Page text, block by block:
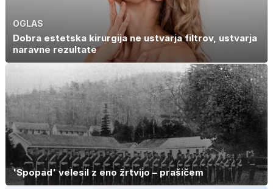
OGLAS
Dobra estetska kirurgija ne ustvarja filtrov, ustvarja
naravne rezultate
'Spopad' velesil z eno žrtvijo – prašičem